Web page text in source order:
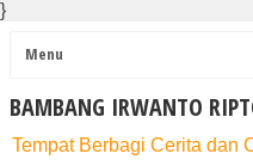
}
BAMBANG IRWANTO
Tempat Berbagi Cerita dan